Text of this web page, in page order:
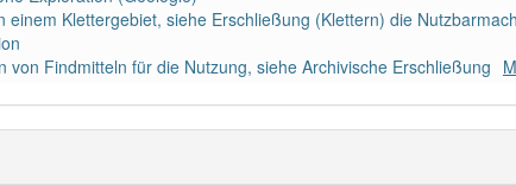
Klettergebiet, siehe Erschließung (Klettern) die
Findmitteln für die Nutzung, siehe Archivische Erschließung